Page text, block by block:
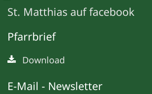
St. Matthias auf facebook
Pfarrbrief
Download
E-Mail - Newsletter